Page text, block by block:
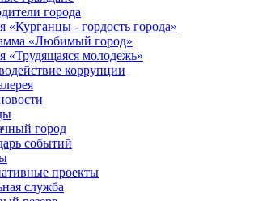
города
«Курганцы - гордость города»
«Любимый город»
«Трудящаяся молодежь»
коррупции
город
событий
проекты
служба